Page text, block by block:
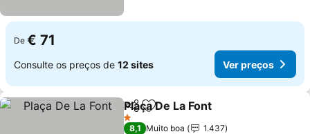
De € 71
Consulte os preços de 12 sites Ver preços
PartilharAdicionar aos favoritos
Plaça De La Font
1 Estrelas
8,1 Muito boa
1.437